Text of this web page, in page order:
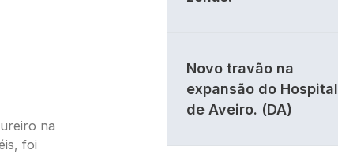
na
foi
Novo travão na
expansão do Hospital
de Aveiro. (DA)